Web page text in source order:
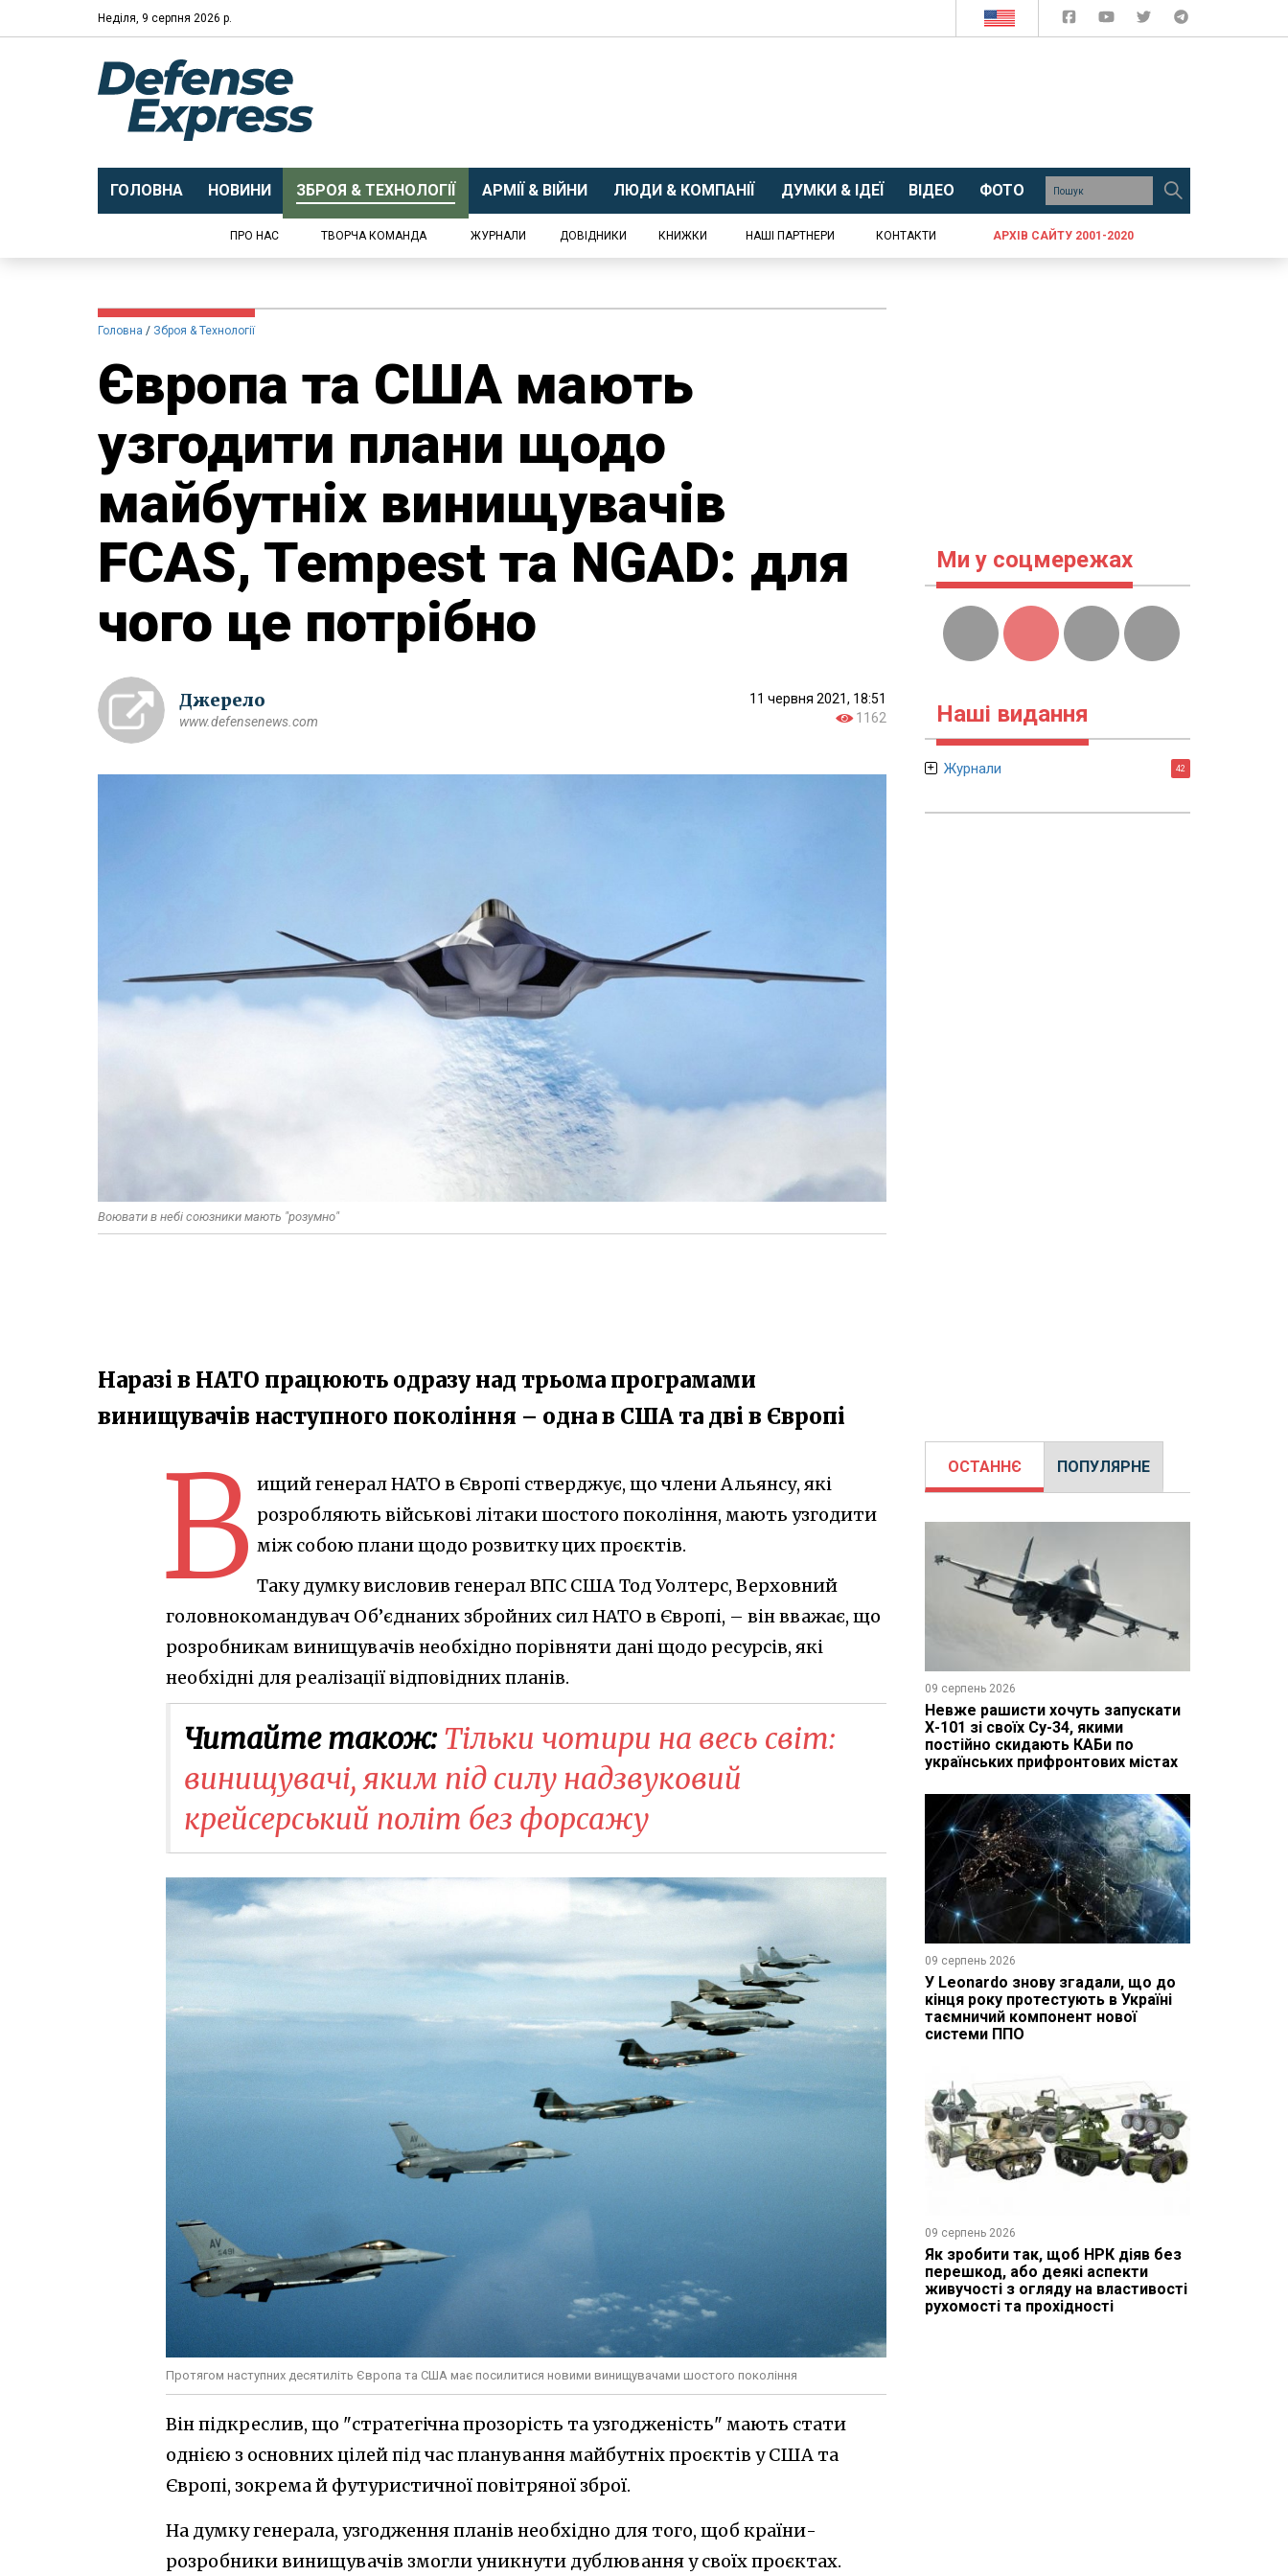
Неділя, 9 серпня 2026 р.
ГОЛОВНА НОВИНИ ЗБРОЯ & ТЕХНОЛОГІЇ АРМІЇ & ВІЙНИ ЛЮДИ & КОМПАНІЇ ДУМКИ & ІДЕЇ ВІДЕО ФОТО
ПРО НАС ТВОРЧА КОМАНДА ЖУРНАЛИ ДОВІДНИКИ КНИЖКИ НАШІ ПАРТНЕРИ КОНТАКТИ АРХІВ САЙТУ 2001-2020
Головна Зброя & Технології
Європа та США мають
узгодити плани щодо
майбутніх винищувачів
FCAS, Tempest та NGAD: для
чого це потрібно
Джерело
www.defensenews.com
11 червня 2021, 18:51
1162
Воювати в небі союзники мають "розумно"
Наразі в НАТО працюють одразу над трьома програмами
винищувачів наступного покоління – одна в США та дві в Європі
В ищий генерал НАТО в Європі стверджує, що члени Альянсу, які
розробляють військові літаки шостого покоління, мають узгодити
між собою плани щодо розвитку цих проєктів.
Таку думку висловив генерал ВПС США Тод Уолтерс, Верховний
головнокомандувач Об’єднаних збройних сил НАТО в Європі, – він вважає, що
розробникам винищувачів необхідно порівняти дані щодо ресурсів, які
необхідні для реалізації відповідних планів.
Читайте також: Тільки чотири на весь світ:
винищувачі, яким під силу надзвуковий
крейсерський політ без форсажу
Протягом наступних десятиліть Європа та США має посилитися новими винищувачами шостого покоління
Він підкреслив, що "стратегічна прозорість та узгодженість" мають стати
однією з основних цілей під час планування майбутніх проєктів у США та
Європі, зокрема й футуристичної повітряної зброї.
На думку генерала, узгодження планів необхідно для того, щоб країни-
розробники винищувачів змогли уникнути дублювання у своїх проєктах.
Ми у соцмережах
Наші видання
Журнали 42
ОСТАННЄ ПОПУЛЯРНЕ
09 серпень 2026
Невже рашисти хочуть запускати
Х-101 зі своїх Су-34, якими
постійно скидають КАБи по
українських прифронтових містах
09 серпень 2026
У Leonardo знову згадали, що до
кінця року протестують в Україні
таємничий компонент нової
системи ППО
09 серпень 2026
Як зробити так, щоб НРК діяв без
перешкод, або деякі аспекти
живучості з огляду на властивості
рухомості та прохідності